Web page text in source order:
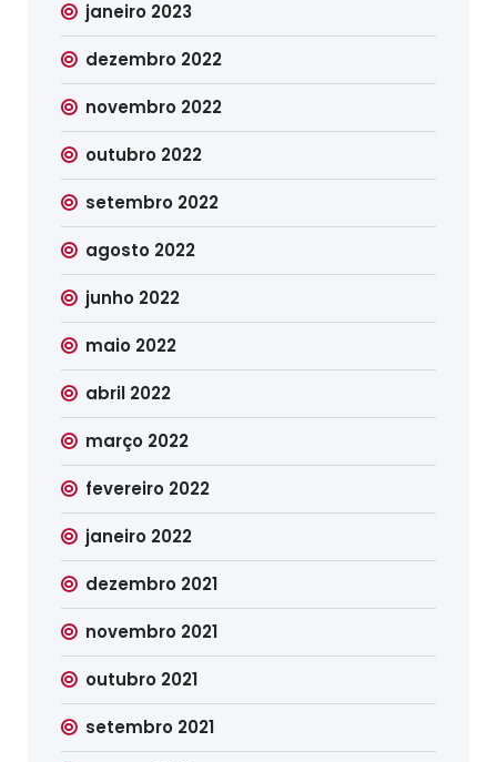
janeiro 2023
dezembro 2022
novembro 2022
outubro 2022
setembro 2022
agosto 2022
junho 2022
maio 2022
abril 2022
março 2022
fevereiro 2022
janeiro 2022
dezembro 2021
novembro 2021
outubro 2021
setembro 2021